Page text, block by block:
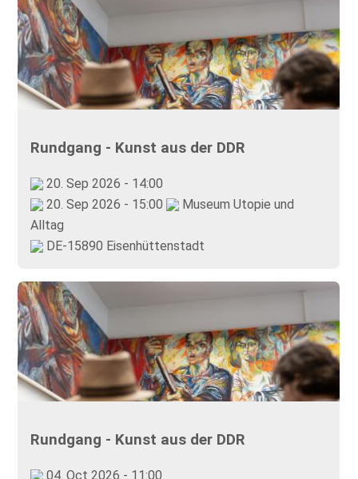
Rundgang - Kunst aus der DDR
20. Sep 2026 - 14:00
20. Sep 2026 - 15:00
Museum Utopie und
Alltag
DE-15890 Eisenhüttenstadt
Rundgang - Kunst aus der DDR
04. Oct 2026 - 11:00